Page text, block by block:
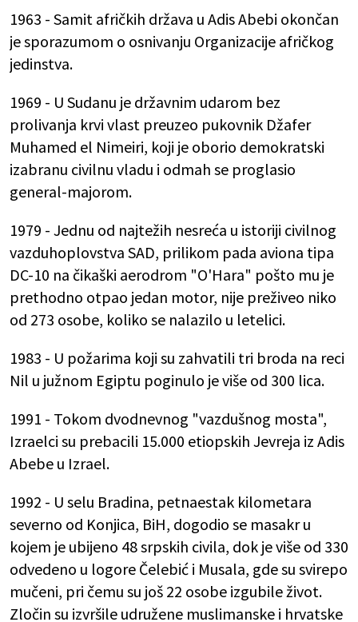
1963 - Samit afričkih država u Adis Abebi okončan
je sporazumom o osnivanju Organizacije afričkog
jedinstva.
1969 - U Sudanu je državnim udarom bez
prolivanja krvi vlast preuzeo pukovnik Džafer
Muhamed el Nimeiri, koji je oborio demokratski
izabranu civilnu vladu i odmah se proglasio
general-majorom.
1979 - Jednu od najtežih nesreća u istoriji civilnog
vazduhoplovstva SAD, prilikom pada aviona tipa
DC-10 na čikaški aerodrom "O'Hara" pošto mu je
prethodno otpao jedan motor, nije preživeo niko
od 273 osobe, koliko se nalazilo u letelici.
1983 - U požarima koji su zahvatili tri broda na reci
Nil u južnom Egiptu poginulo je više od 300 lica.
1991 - Tokom dvodnevnog "vazdušnog mosta",
Izraelci su prebacili 15.000 etiopskih Jevreja iz Adis
Abebe u Izrael.
1992 - U selu Bradina, petnaestak kilometara
severno od Konjica, BiH, dogodio se masakr u
kojem je ubijeno 48 srpskih civila, dok je više od 330
odvedeno u logore Čelebić i Musala, gde su svirepo
mučeni, pri čemu su još 22 osobe izgubile život.
Zločin su izvršile udružene muslimanske i hrvatske